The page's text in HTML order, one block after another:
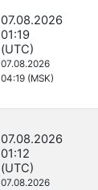
07.08.2026
01:19
(UTC)
07.08.2026
04:19 (MSK)
07.08.2026
01:12
(UTC)
07.08.2026